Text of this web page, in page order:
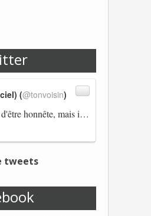
“C'est une belle chose d'être honnête, mais il est également important d'avoir raison.” Winston Churchill Réplico…
(@tonvoisin)
tweets